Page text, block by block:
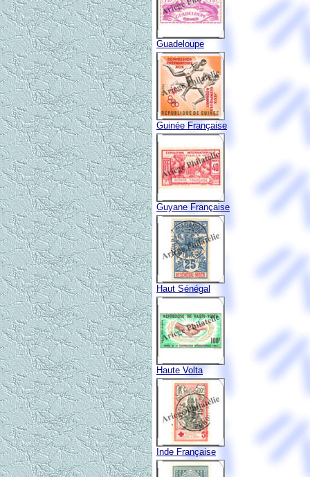
Guadeloupe
Guinée Française
Guyane Française
Haut Sénégal
Haute Volta
Inde Française